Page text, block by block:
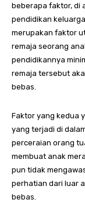
beberapa faktor, di
pendidikan
merupakan faktor
remaja seorang
pendidikannya
remaja tersebut
bebas.
Faktor yang kedua
yang terjadi di
perceraian orang
membuat anak
pun tidak
perhatian dari luar
bebas.